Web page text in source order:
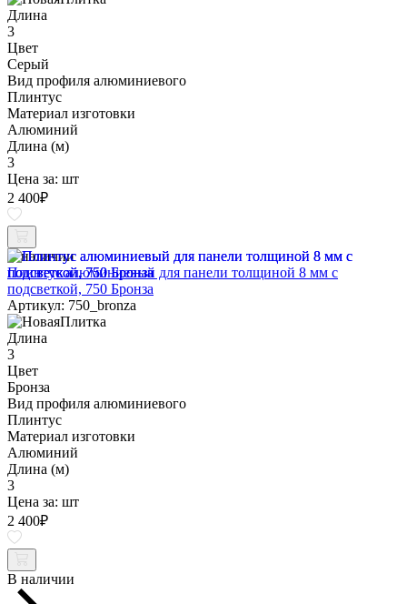
Длина
3
Цвет
Серый
Вид профиля алюминиевого
Плинтус
Материал изготовки
Алюминий
Длина (м)
3
Цена за: шт
2 400₽
В наличии
Плинтус алюминиевый для панели толщиной 8 мм с
подсветкой, 750 Бронза
Артикул: 750_bronza
Длина
3
Цвет
Бронза
Вид профиля алюминиевого
Плинтус
Материал изготовки
Алюминий
Длина (м)
3
Цена за: шт
2 400₽
В наличии